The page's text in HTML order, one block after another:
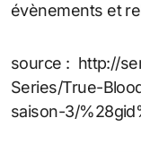
évènements et
source : http://
Series/True-
saison-3/